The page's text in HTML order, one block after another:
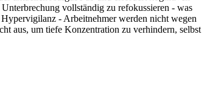
vollständig zu refokussieren - was
- Arbeitnehmer werden nicht wegen
aus, um tiefe Konzentration zu verhindern, selbst